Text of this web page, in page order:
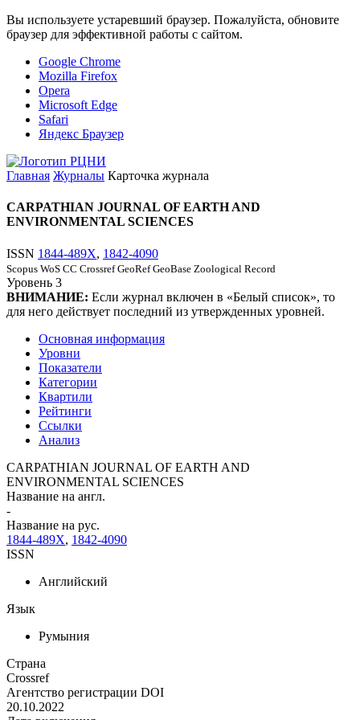
Вы используете устаревший браузер. Пожалуйста, обновите
браузер для эффективной работы с сайтом.
Google Chrome
Mozilla Firefox
Opera
Microsoft Edge
Safari
Яндекс Браузер
Главная Журналы Карточка журнала
CARPATHIAN JOURNAL OF EARTH AND
ENVIRONMENTAL SCIENCES
ISSN 1844-489X, 1842-4090
Scopus WoS CC Crossref GeoRef GeoBase Zoological Record
Уровень 3
ВНИМАНИЕ: Если журнал включен в «Белый список», то
для него действует последний из утвержденных уровней.
Основная информация
Уровни
Показатели
Категории
Квартили
Рейтинги
Ссылки
Анализ
CARPATHIAN JOURNAL OF EARTH AND
ENVIRONMENTAL SCIENCES
Название на англ.
-
Название на рус.
1844-489X, 1842-4090
ISSN
Английский
Язык
Румыния
Страна
Crossref
Агентство регистрации DOI
20.10.2022